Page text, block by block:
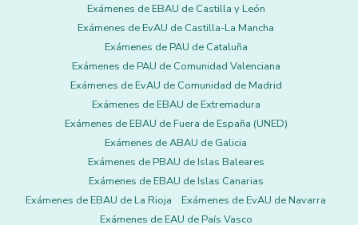
Exámenes de EBAU de Castilla y León
Exámenes de EvAU de Castilla-La Mancha
Exámenes de PAU de Cataluña
Exámenes de PAU de Comunidad Valenciana
Exámenes de EvAU de Comunidad de Madrid
Exámenes de EBAU de Extremadura
Exámenes de EBAU de Fuera de España (UNED)
Exámenes de ABAU de Galicia
Exámenes de PBAU de Islas Baleares
Exámenes de EBAU de Islas Canarias
Exámenes de EBAU de La Rioja
Exámenes de EvAU de Navarra
Exámenes de EAU de País Vasco